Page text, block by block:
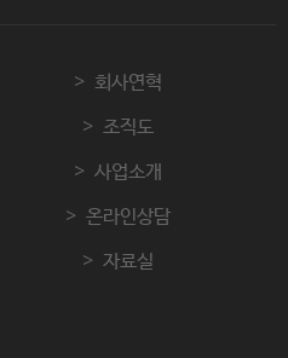
회사연혁
조직도
사업소개
온라인상담
자료실